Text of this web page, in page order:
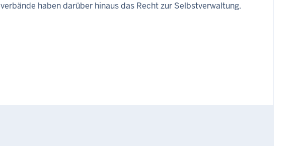
haben darüber hinaus das Recht zur Selbstverwaltung.